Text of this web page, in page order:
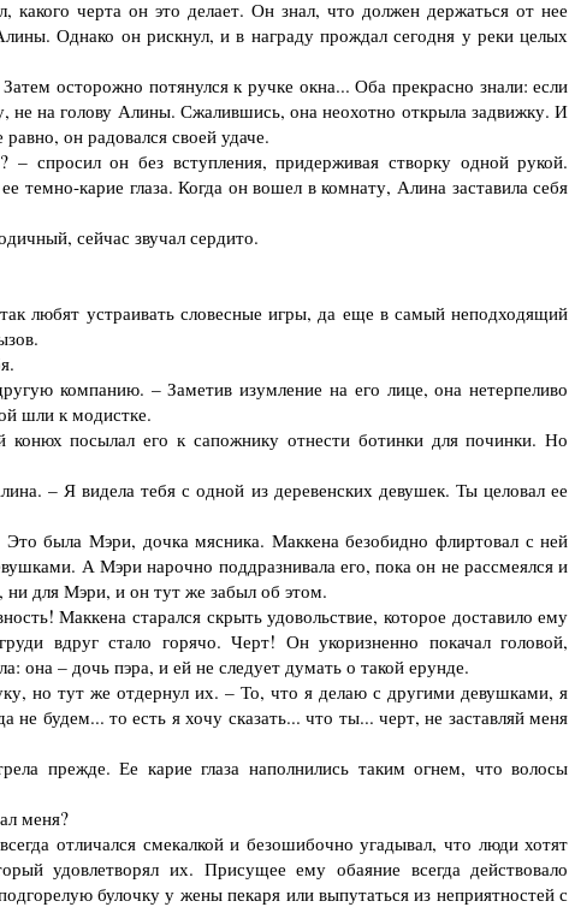
черта он это делает. Он знал, что должен держаться от нее
Однако он рискнул, и в награду прождал сегодня у реки целых
осторожно потянулся к ручке окна... Оба прекрасно знали: если
не на голову Алины. Сжалившись, она неохотно открыла задвижку. И
он радовался своей удаче.
он без вступления, придерживая створку одной рукой.
темно-карие глаза. Когда он вошел в комнату, Алина заставила себя
сейчас звучал сердито.
любят устраивать словесные игры, да еще в самый неподходящий
компанию. – Заметив изумление на его лице, она нетерпеливо
шли к модистке.
посылал его к сапожнику отнести ботинки для починки. Но
– Я видела тебя с одной из деревенских девушек. Ты целовал ее
была Мэри, дочка мясника. Маккена безобидно флиртовал с ней
А Мэри нарочно поддразнивала его, пока он не рассмеялся и
ни для Мэри, и он тут же забыл об этом.
Маккена старался скрыть удовольствие, которое доставило ему
вдруг стало горячо. Черт! Он укоризненно покачал головой,
она – дочь пэра, и ей не следует думать о такой ерунде.
но тут же отдернул их. – То, что я делаю с другими девушками, я
не будем... то есть я хочу сказать... что ты... черт, не заставляй меня
прежде. Ее карие глаза наполнились таким огнем, что волосы
меня?
отличался смекалкой и безошибочно угадывал, что люди хотят
удовлетворял их. Присущее ему обаяние всегда действовало
булочку у жены пекаря или выпутаться из неприятностей с